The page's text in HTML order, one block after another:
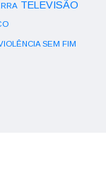
TELEVISÃO
SEM FIM